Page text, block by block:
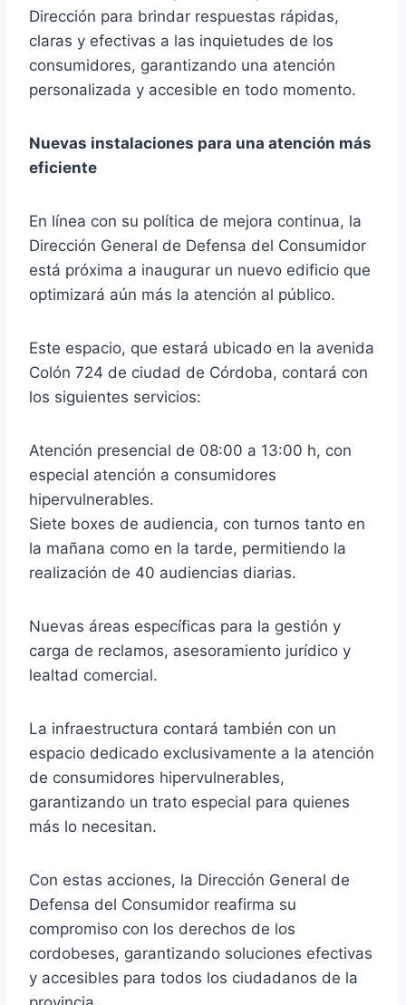
Dirección para brindar respuestas rápidas,
claras y efectivas a las inquietudes de los
consumidores, garantizando una atención
personalizada y accesible en todo momento.
Nuevas instalaciones para una atención más
eficiente
En línea con su política de mejora continua, la
Dirección General de Defensa del Consumidor
está próxima a inaugurar un nuevo edificio que
optimizará aún más la atención al público.
Este espacio, que estará ubicado en la avenida
Colón 724 de ciudad de Córdoba, contará con
los siguientes servicios:
Atención presencial de 08:00 a 13:00 h, con
especial atención a consumidores
hipervulnerables.
Siete boxes de audiencia, con turnos tanto en
la mañana como en la tarde, permitiendo la
realización de 40 audiencias diarias.
Nuevas áreas específicas para la gestión y
carga de reclamos, asesoramiento jurídico y
lealtad comercial.
La infraestructura contará también con un
espacio dedicado exclusivamente a la atención
de consumidores hipervulnerables,
garantizando un trato especial para quienes
más lo necesitan.
Con estas acciones, la Dirección General de
Defensa del Consumidor reafirma su
compromiso con los derechos de los
cordobeses, garantizando soluciones efectivas
y accesibles para todos los ciudadanos de la